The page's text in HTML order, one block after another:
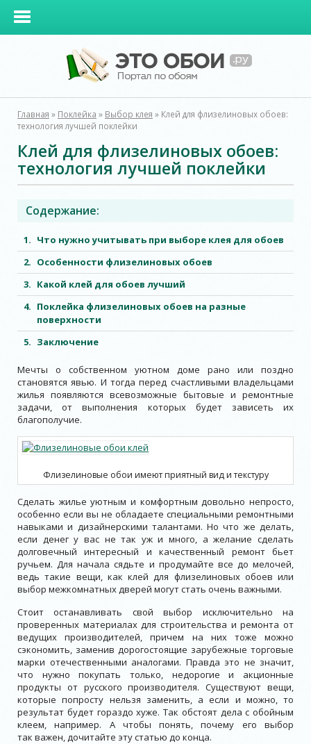
Главная » Поклейка » Выбор клея » Клей для флизелиновых обоев:
технология лучшей поклейки
Клей для флизелиновых обоев:
технология лучшей поклейки
Содержание:
Что нужно учитывать при выборе клея для обоев
Особенности флизелиновых обоев
Какой клей для обоев лучший
Поклейка флизелиновых обоев на разные
поверхности
Заключение
Мечты о собственном уютном доме рано или поздно
становятся явью. И тогда перед счастливыми владельцами
жилья появляются всевозможные бытовые и ремонтные
задачи, от выполнения которых будет зависеть их
благополучие.
Флизелиновые обои имеют приятный вид и текстуру
Сделать жилье уютным и комфортным довольно непросто,
особенно если вы не обладаете специальными ремонтными
навыками и дизайнерскими талантами. Но что же делать,
если денег у вас не так уж и много, а желание сделать
долговечный интересный и качественный ремонт бьет
ручьем. Для начала сядьте и продумайте все до мелочей,
ведь такие вещи, как клей для флизелиновых обоев или
выбор межкомнатных дверей могут стать очень важными.
Стоит останавливать свой выбор исключительно на
проверенных материалах для строительства и ремонта от
ведущих производителей, причем на них тоже можно
сэкономить, заменив дорогостоящие зарубежные торговые
марки отечественными аналогами. Правда это не значит,
что нужно покупать только, недорогие и акционные
продукты от русского производителя. Существуют вещи,
которые попросту нельзя заменить, а если и можно, то
результат будет гораздо хуже. Так обстоят дела с обойным
клеем, например. А чтобы понять, почему его выбор
так важен, дочитайте эту статью до конца.